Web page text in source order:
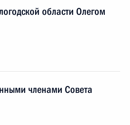
области Олегом
членами Совета